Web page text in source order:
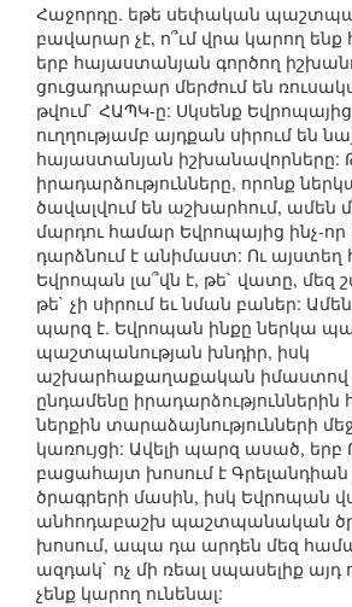
Հաջորդը. եթե սեփական
բավարար չէ, ո՞ւմ վրա կարող ենք
երբ հայաստանյան գործող
ցուցադրաբար մերժում են
թվում` ՀԱՊԿ-ը: Սկսենք
ուղղությամբ այդքան սիրում են
հայաստանյան իշխանավորները:
իրադարձությունները, որոնք
ծավալվում են աշխարհում, ամեն
մարդու համար Եվրոպայից ինչ-որ
դարձնում է անիմաստ: Ու այստեղ
Եվրոպան լա՞վն է, թե` վատը, մեզ
թե` չի սիրում եւ նման բաներ:
պարզ է. Եվրոպան ինքը ներկա
պաշտպանության խնդիր, իսկ
աշխարհաքաղաքական իմաստով
ընդամենը իրադարձություններին
ներքին տարաձայնությունների
կառույցի: Ավելի պարզ ասած,
բացահայտ խոսում է Գրելանդիան
ծրագրերի մասին, իսկ Եվրոպան
անհոդաբաշխ պաշտպանական
խոսում, ապա դա արդեն մեզ
ազդակ` ոչ մի ռեալ սպասելիք այդ
չենք կարող ունենալ: